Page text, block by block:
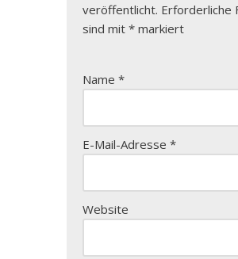
veröffentlicht. Erforderliche
sind mit * markiert
Name *
E-Mail-Adresse *
Website